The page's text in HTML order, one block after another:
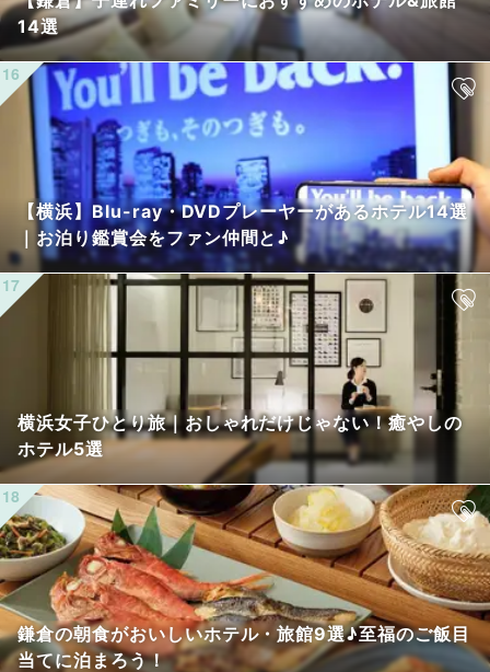
14選
【横浜】Blu-ray・DVDプレーヤーがあるホテル14選
｜お泊り鑑賞会をファン仲間と♪
横浜女子ひとり旅｜おしゃれだけじゃない！癒やしの
ホテル5選
鎌倉の朝食がおいしいホテル・旅館9選♪至福のご飯目
当てに泊まろう！